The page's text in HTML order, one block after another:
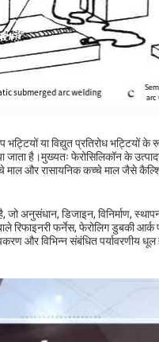
भट्टियों या विद्युत प्रतिरोध
है।मुख्यतः फेरोसिलिकॉन के
माल और रासायनिक कच्चे माल जैसे
अनुसंधान, डिजाइन, विनिर्माण,
रिफाइनरी फर्नेस, फेरोलिग डुबकी
और विभिन्न संबंधित पर्यावरणीय